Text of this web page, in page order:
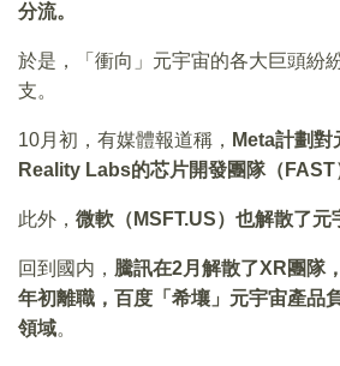
分流。
於是，「衝向」元宇宙的各大巨頭紛
支。
10月初，有媒體報道稱， Meta計劃對
Reality Labs的芯片開發團隊（FAST
此外， 微軟（MSFT.US）也解散了元
回到國内， 騰訊在2月解散了XR團隊
年初離職，百度「希壤」元宇宙產品
領域。